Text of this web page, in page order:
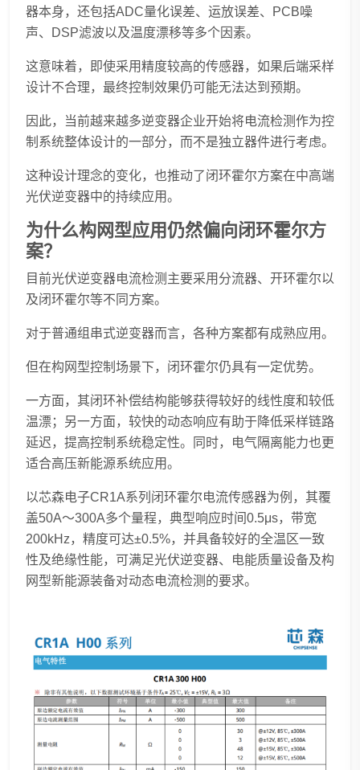
器本身，还包括ADC量化误差、运放误差、PCB噪
声、DSP滤波以及温度漂移等多个因素。
这意味着，即使采用精度较高的传感器，如果后端采样
设计不合理，最终控制效果仍可能无法达到预期。
因此，当前越来越多逆变器企业开始将电流检测作为控
制系统整体设计的一部分，而不是独立器件进行考虑。
这种设计理念的变化，也推动了闭环霍尔方案在中高端
光伏逆变器中的持续应用。
为什么构网型应用仍然偏向闭环霍尔方
案？
目前光伏逆变器电流检测主要采用分流器、开环霍尔以
及闭环霍尔等不同方案。
对于普通组串式逆变器而言，各种方案都有成熟应用。
但在构网型控制场景下，闭环霍尔仍具有一定优势。
一方面，其闭环补偿结构能够获得较好的线性度和较低
温漂；另一方面，较快的动态响应有助于降低采样链路
延迟，提高控制系统稳定性。同时，电气隔离能力也更
适合高压新能源系统应用。
以芯森电子CR1A系列闭环霍尔电流传感器为例，其覆
盖50A～300A多个量程，典型响应时间0.5μs，带宽
200kHz，精度可达±0.5%，并具备较好的全温区一致
性及绝缘性能，可满足光伏逆变器、电能质量设备及构
网型新能源装备对动态电流检测的要求。